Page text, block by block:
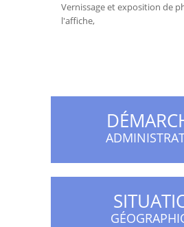
Vernissage et exposition de
l'affiche,